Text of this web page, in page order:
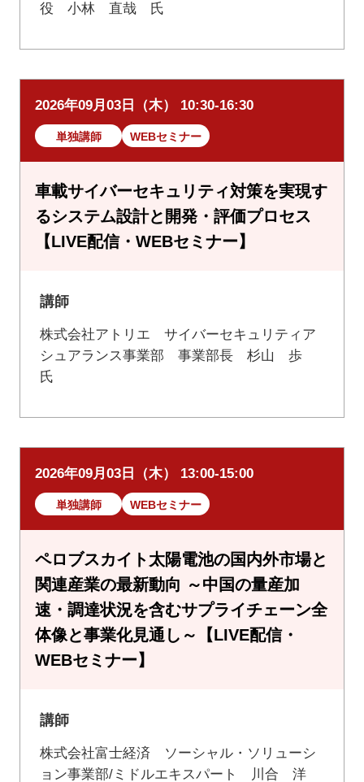
役 小林 直哉 氏
2026年09月03日（木） 10:30-16:30
単独講師 WEBセミナー
車載サイバーセキュリティ対策を実現す
るシステム設計と開発・評価プロセス
【LIVE配信・WEBセミナー】
講師
株式会社アトリエ サイバーセキュリティア
シュアランス事業部 事業部長 杉山 歩
氏
2026年09月03日（木） 13:00-15:00
単独講師 WEBセミナー
ペロブスカイト太陽電池の国内外市場と
関連産業の最新動向 ～中国の量産加
速・調達状況を含むサプライチェーン全
体像と事業化見通し～【LIVE配信・
WEBセミナー】
講師
株式会社富士経済 ソーシャル・ソリューシ
ョン事業部/ミドルエキスパート 川合 洋